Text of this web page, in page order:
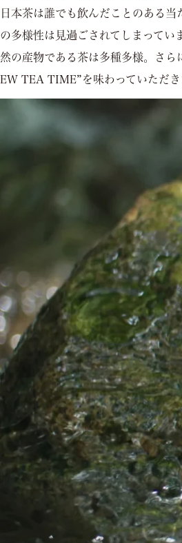
日本茶は誰でも飲んだことのある
の多様性は見過ごされてしまってい
然の産物である茶は多種多様。さら
EW TEA TIME”を味わっていただき